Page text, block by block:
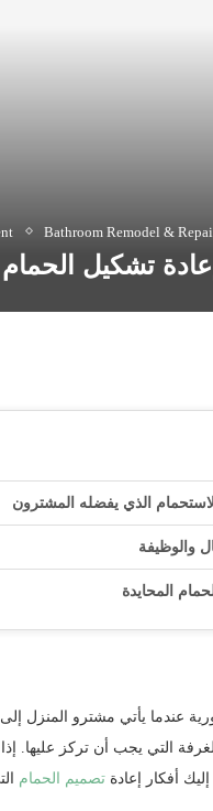
Bathroom Remodel &
تشكيل
الذي يفضله المشترون
والوظيفة
المحايدة
عندما يأتي مشترو المنزل
التي يجب أن تركز
أفكار إعادةتصميم الحمام